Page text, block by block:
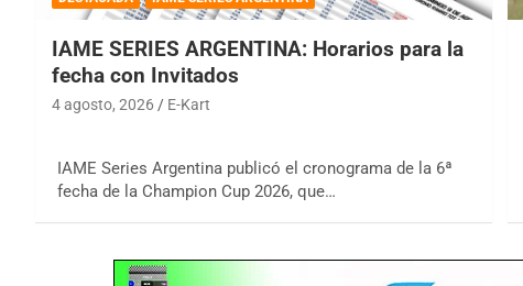
IAME SERIES ARGENTINA: Horarios para la
fecha con Invitados
4 agosto, 2026 E-Kart
IAME Series Argentina publicó el cronograma de la 6ª
fecha de la Champion Cup 2026, que…